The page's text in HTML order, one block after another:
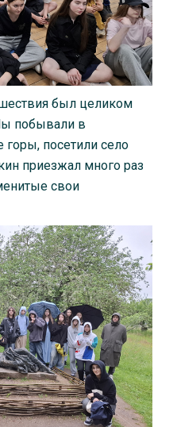
был целиком
побывали в
посетили село
приезжал много раз
свои